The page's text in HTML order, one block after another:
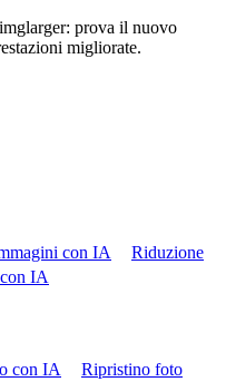
prova il nuovo
migliorate.
con IA
Riduzione
IA
con IA
Ripristino foto